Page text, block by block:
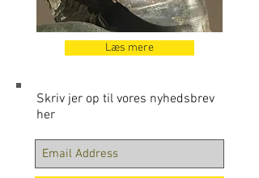
Læs mere
Skriv jer op til vores nyhedsbrev
her